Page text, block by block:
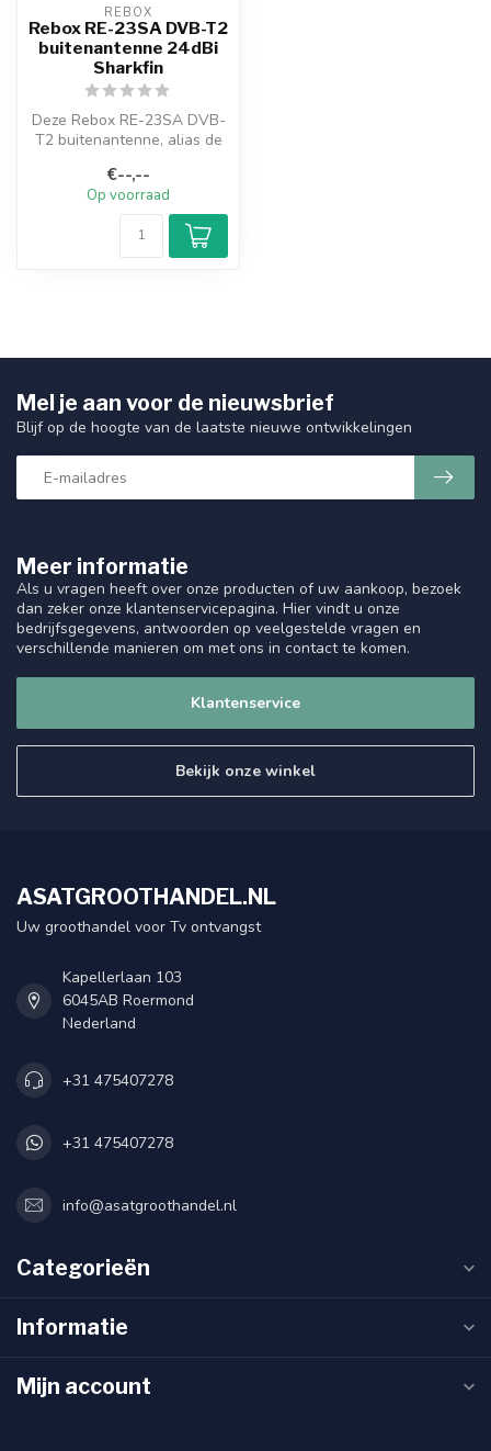
REBOX
Rebox RE-23SA DVB-T2
buitenantenne 24dBi
Sharkfin
Deze Rebox RE-23SA DVB-
T2 buitenantenne, alias de
mariti...
€--,--
Op voorraad
Meer informatie
Als u vragen heeft over onze producten of uw aankoop, bezoek
dan zeker onze klantenservicepagina. Hier vindt u onze
bedrijfsgegevens, antwoorden op veelgestelde vragen en
verschillende manieren om met ons in contact te komen.
Klantenservice
Bekijk onze winkel
Mel je aan voor de nieuwsbrief
Blijf op de hoogte van de laatste nieuwe ontwikkelingen
ASATGROOTHANDEL.NL
Uw groothandel voor Tv ontvangst
Kapellerlaan 103
6045AB Roermond
Nederland
+31 475407278
+31 475407278
info@asatgroothandel.nl
Categorieën
Informatie
Mijn account